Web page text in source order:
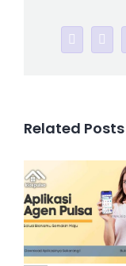
Facebook
Related Posts